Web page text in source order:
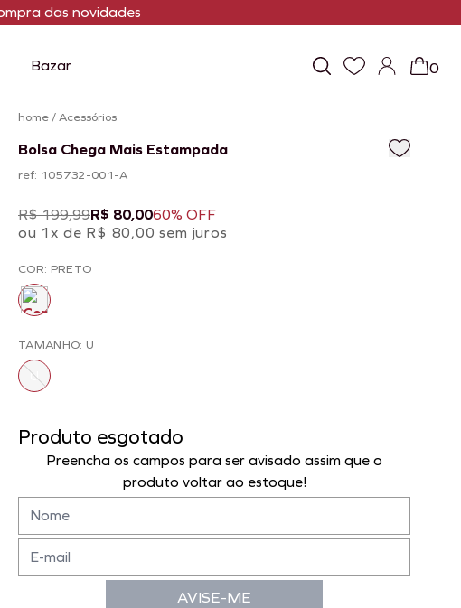
das novidades
Bazar 0
home/Acessórios
Bolsa Chega Mais Estampada
ref: 105732-001-A
R$ 199,99R$ 80,0060% OFF
ou 1x de R$ 80,00 sem juros
COR: PRETO
TAMANHO: U
U
Produto esgotado
Preencha os campos para ser avisado assim que o
produto voltar ao estoque!
AVISE-ME